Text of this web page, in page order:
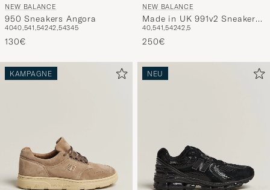
NEW BALANCE
950 Sneakers Angora
4040,541,54242,54345
130€
NEW BALANCE
Made in UK 991v2 Sneakers
Sand
40,541,54242,5
250€
KAMPAGNE NEU